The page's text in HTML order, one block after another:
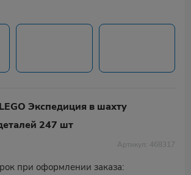
Экспедиция в шахту
247 шт
Артикул: 468317
при оформлении заказа: